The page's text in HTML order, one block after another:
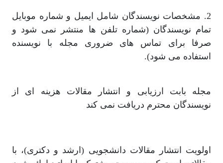
2. مشخصات نویسندگان شامل ایمیل و شماره موبایل
تمام نویسندگان (شماره تلفن ها منتشر نمی شود و
صرفا برای تماس های ضروری مجله با نویسنده
استفاده می شود).
مجله بابت ارزیابی و انتشار مقالات هزینه ای از
نویسندگان محترم دریافت نمی کند
اولویت انتشار مقالات دانشجویی (ارشد و دکتری)، با